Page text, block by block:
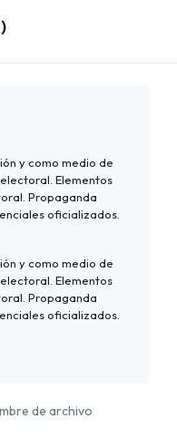
y como medio de
Elementos
Propaganda
oficializados.
y como medio de
Elementos
Propaganda
oficializados.
de archivo